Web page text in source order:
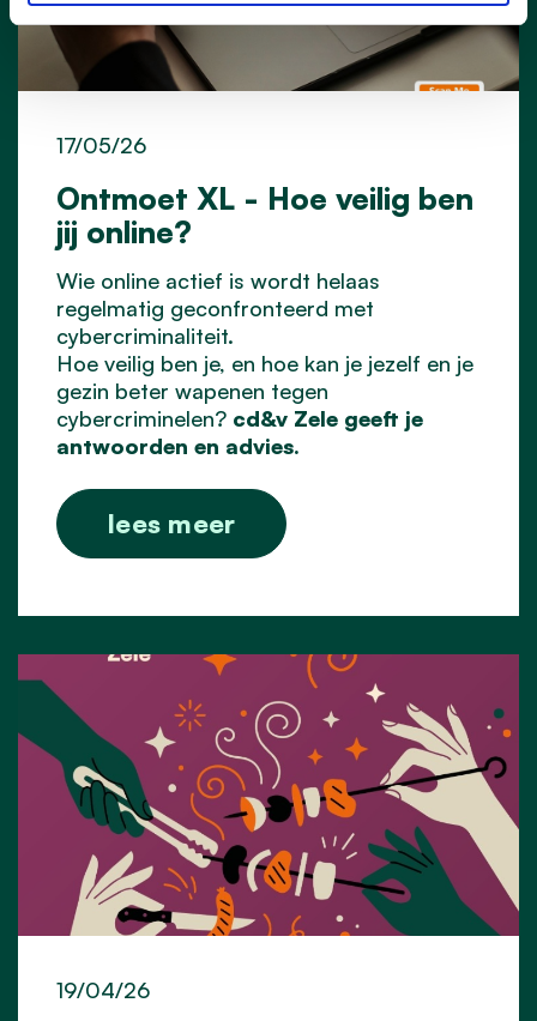
Ontmoet XL - Hoe veilig ben
jij online?
17/05/26
Wie online actief is wordt helaas
regelmatig geconfronteerd met
cybercriminaliteit.
Hoe veilig ben je, en hoe kan je jezelf en je
gezin beter wapenen tegen
cybercriminelen? cd&v Zele geeft je
antwoorden en advies.
lees meer
19/04/26